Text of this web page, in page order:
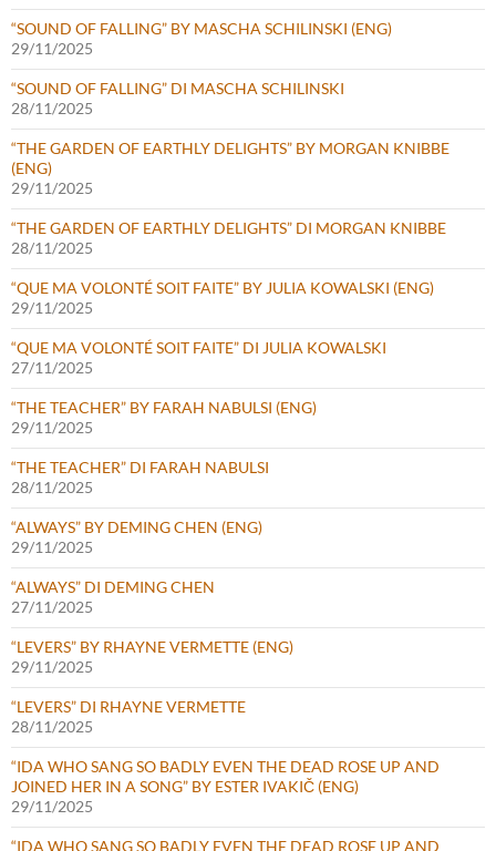
“SOUND OF FALLING” BY MASCHA SCHILINSKI (ENG)
29/11/2025
“SOUND OF FALLING” DI MASCHA SCHILINSKI
28/11/2025
“THE GARDEN OF EARTHLY DELIGHTS” BY MORGAN KNIBBE
(ENG)
29/11/2025
“THE GARDEN OF EARTHLY DELIGHTS” DI MORGAN KNIBBE
28/11/2025
“QUE MA VOLONTÉ SOIT FAITE” BY JULIA KOWALSKI (ENG)
29/11/2025
“QUE MA VOLONTÉ SOIT FAITE” DI JULIA KOWALSKI
27/11/2025
“THE TEACHER” BY FARAH NABULSI (ENG)
29/11/2025
“THE TEACHER” DI FARAH NABULSI
28/11/2025
“ALWAYS” BY DEMING CHEN (ENG)
29/11/2025
“ALWAYS” DI DEMING CHEN
27/11/2025
“LEVERS” BY RHAYNE VERMETTE (ENG)
29/11/2025
“LEVERS” DI RHAYNE VERMETTE
28/11/2025
“IDA WHO SANG SO BADLY EVEN THE DEAD ROSE UP AND
JOINED HER IN A SONG” BY ESTER IVAKIČ (ENG)
29/11/2025
“IDA WHO SANG SO BADLY EVEN THE DEAD ROSE UP AND